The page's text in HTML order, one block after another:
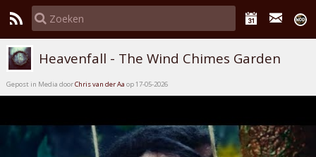
Heavenfall - The Wind Chimes Garden
Gepost in Media doorChris van der Aa op 17-05-2026